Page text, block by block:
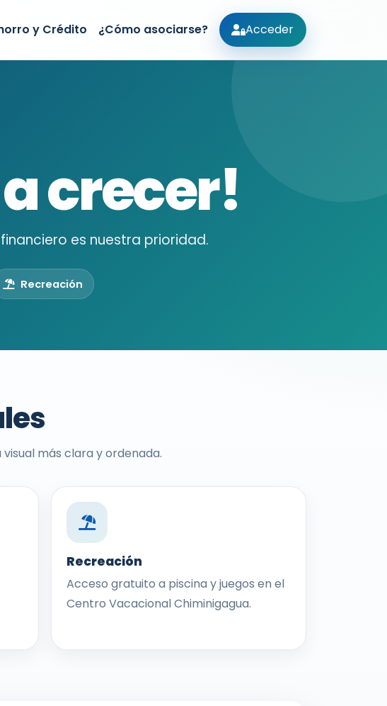
y Crédito ¿Cómo asociarse? Acceder
crecer!
es nuestra prioridad.
Recreación
más clara y ordenada.
Recreación
Acceso gratuito a piscina y juegos en el
Centro Vacacional Chiminigagua.